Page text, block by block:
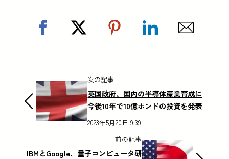
次の記事
英国政府、国内の半導体産業育成に
今後10年で10億ポンドの投資を発表
2023年5月20日 9:39
前の記事
IBMとGoogle、量子コンピュータ研